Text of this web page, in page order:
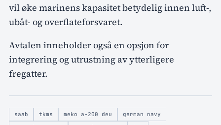
vil øke marinens kapasitet betydelig innen luft-,
ubåt- og overflateforsvaret.
Avtalen inneholder også en opsjon for
integrering og utrustning av ytterligere
fregatter.
saab tkms meko a-200 deu
german navy